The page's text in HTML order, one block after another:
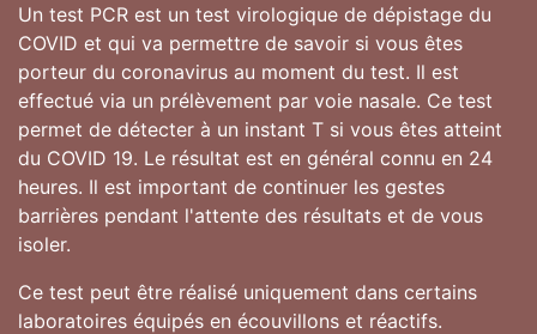
Un test PCR est un test virologique de dépistage du
COVID et qui va permettre de savoir si vous êtes
porteur du coronavirus au moment du test. Il est
effectué via un prélèvement par voie nasale. Ce test
permet de détecter à un instant T si vous êtes atteint
du COVID 19. Le résultat est en général connu en 24
heures. Il est important de continuer les gestes
barrières pendant l'attente des résultats et de vous
isoler.
Ce test peut être réalisé uniquement dans certains
laboratoires équipés en écouvillons et réactifs.